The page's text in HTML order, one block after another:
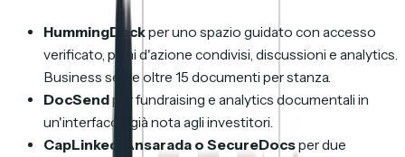
HummingDeckper uno spazio guidato con accesso
verificato, piani d'azione condivisi, discussioni e analytics.
Business serve oltre 15 documenti per stanza.
DocSendper fundraising e analytics documentali in
un'interfaccia già nota agli investitori.
CapLinked, Ansarada o SecureDocsper due